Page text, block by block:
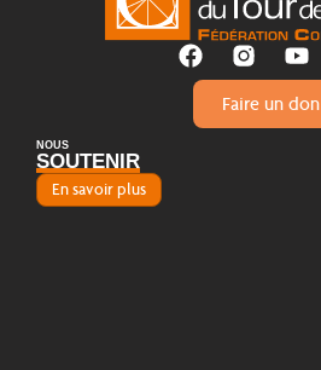
Faire un don
NOUS
SOUTENIR
En savoir plus